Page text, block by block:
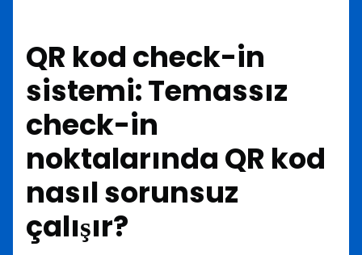
QR kod check-in
sistemi: Temassız
check-in
noktalarında QR kod
nasıl sorunsuz
çalışır?